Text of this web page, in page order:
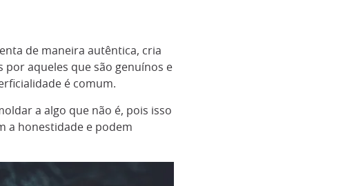
de maneira autêntica, cria
por aqueles que são genuínos e
é comum.
a algo que não é, pois isso
a honestidade e podem